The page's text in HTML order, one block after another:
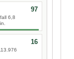
6,8
97
16